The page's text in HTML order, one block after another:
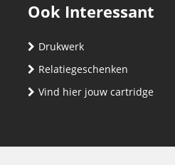
Ook Interessant
Drukwerk
Relatiegeschenken
Vind hier jouw cartridge